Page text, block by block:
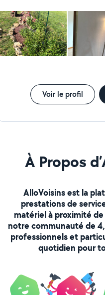
Voir le profil
À Propos
AlloVoisins est la
prestations de
matériel à proximité
notre communauté de
professionnels et
quotidien pour